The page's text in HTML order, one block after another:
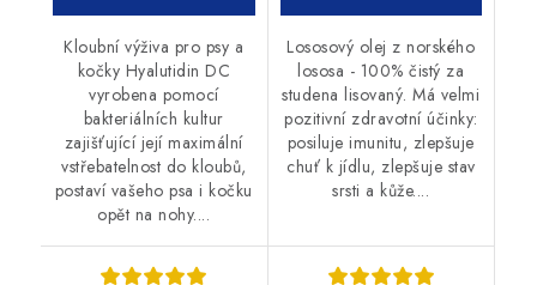
Kloubní výživa pro psy a
kočky Hyalutidin DC
vyrobena pomocí
bakteriálních kultur
zajišťující její maximální
vstřebatelnost do kloubů,
postaví vašeho psa i kočku
opět na nohy....
Lososový olej z norského
lososa - 100% čistý za
studena lisovaný. Má velmi
pozitivní zdravotní účinky:
posiluje imunitu, zlepšuje
chuť k jídlu, zlepšuje stav
srsti a kůže....